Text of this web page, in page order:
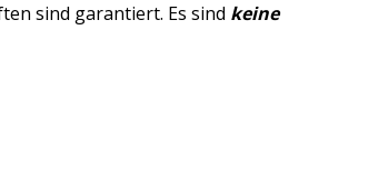
sind garantiert. Es sind keine